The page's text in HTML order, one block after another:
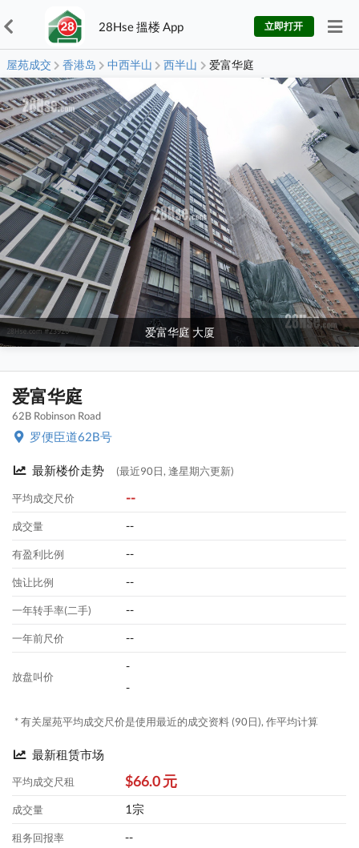
28Hse 搵楼 App 立即打开
屋苑成交 香港岛 中西半山 西半山 爱富华庭
爱富华庭 大厦
爱富华庭
62B Robinson Road
罗便臣道62B号
最新楼价走势 (最近90日, 逢星期六更新)
平均成交尺价 --
成交量 --
有盈利比例 --
蚀让比例 --
一年转手率(二手) --
一年前尺价 --
放盘叫价
-
-
* 有关屋苑平均成交尺价是使用最近的成交资料 (90日), 作平均计算
最新租赁市场
平均成交尺租 $66.0 元
成交量 1宗
租务回报率 --